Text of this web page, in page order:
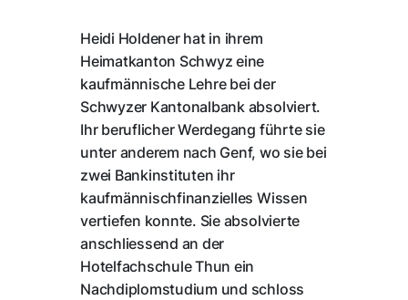
Heidi Holdener hat in ihrem
Heimatkanton Schwyz eine
kaufmännische Lehre bei der
Schwyzer Kantonalbank absolviert.
Ihr beruflicher Werdegang führte sie
unter anderem nach Genf, wo sie bei
zwei Bankinstituten ihr
kaufmännischfinanzielles Wissen
vertiefen konnte. Sie absolvierte
anschliessend an der
Hotelfachschule Thun ein
Nachdiplomstudium und schloss